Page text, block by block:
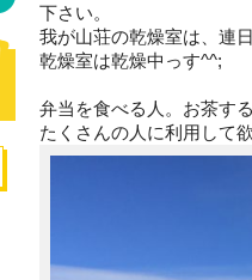
下さい。
我が山荘の乾燥室は、連
乾燥室は乾燥中っす^^;
弁当を食べる人。お茶す
たくさんの人に利用して